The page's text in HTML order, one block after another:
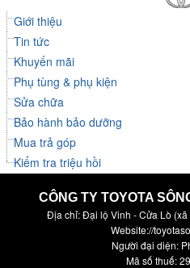
Giới thiệu
Tin tức
Khuyến mãi
Phụ tùng & phụ kiện
Sửa chữa
Bảo hành bảo dưỡng
Mua trả góp
Kiểm tra triệu hồi
CÔNG TY TOYOTA
Địa chỉ: Đại lộ Vinh - Cửa Lò (xã
Website://
Người đại diện:
Mã số thuế: